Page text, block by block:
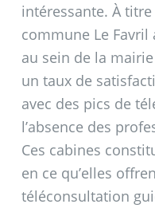
intéressante. À
commune Le Favril
au sein de la
un taux de
avec des pics de
l’absence des
Ces cabines
en ce qu’elles
téléconsultation